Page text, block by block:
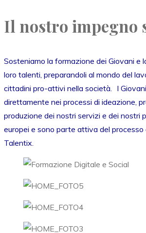
Il nostro impegno
Sosteniamo la formazione dei Giovani e
loro talenti, preparandoli al mondo del
cittadini pro-attivi nella società. I
direttamente nei processi di ideazione,
produzione dei nostri servizi e dei nostri
europei e sono parte attiva del processo
Talentix.